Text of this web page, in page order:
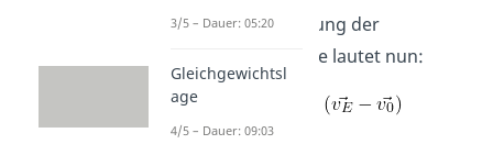
Die Raketengleichung der
idealisierten Rakete lautet nun:
3/5 – Dauer: 05:20
Gleichgewichtsl
age
4/5 – Dauer: 09:03